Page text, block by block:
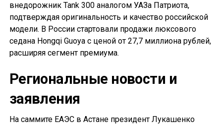
внедорожник Tank 300 аналогом УАЗа Патриота,
подтверждая оригинальность и качество российской
модели. В России стартовали продажи люксового
седана Hongqi Guoya с ценой от 27,7 миллиона рублей,
расширяя сегмент премиума.
Региональные новости и
заявления
На саммите ЕАЭС в Астане президент Лукашенко